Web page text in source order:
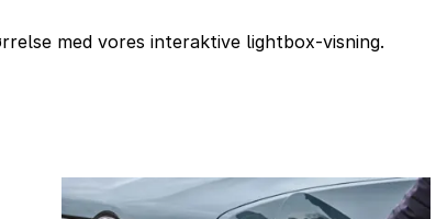
med vores interaktive lightbox-visning.